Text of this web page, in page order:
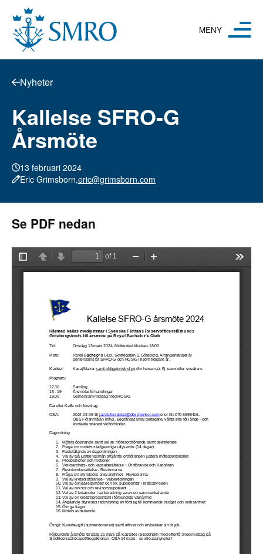
Hoppa till innehåll
Nyheter
Kallelse SFRO-G
Årsmöte
13 februari 2024
Eric Grimsborn,eric@grimsborn.com
Se PDF nedan